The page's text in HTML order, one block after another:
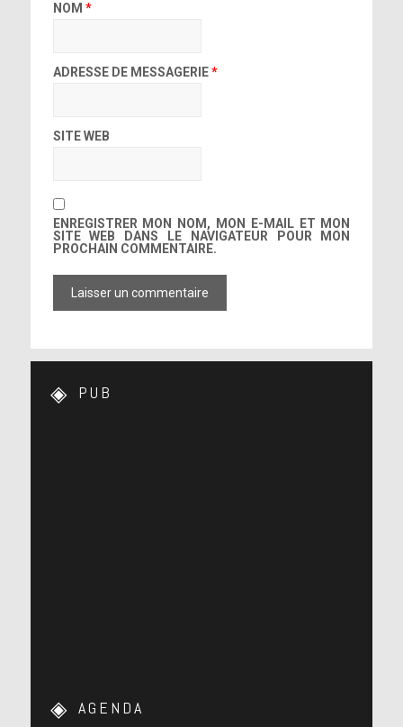
NOM *
ADRESSE DE MESSAGERIE*
SITE WEB
ENREGISTRER MON NOM, MON E-MAIL ET MON
SITE WEB DANS LE NAVIGATEUR POUR MON
PROCHAIN COMMENTAIRE.
PUB
AGENDA